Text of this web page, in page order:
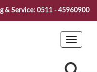
la Bourgogne..Tickets
& Service: 0511 - 45960900
Toggle